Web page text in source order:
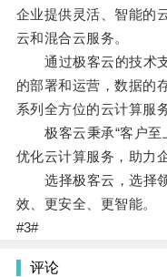
企业提供灵活、智能的
云和混合云服务。
通过极客云的技术支
的部署和运营，数据的
系列全方位的云计算服务
极客云秉承“客户至
优化云计算服务，助力
选择极客云，选择领
效、更安全、更智能。
#3#
评论